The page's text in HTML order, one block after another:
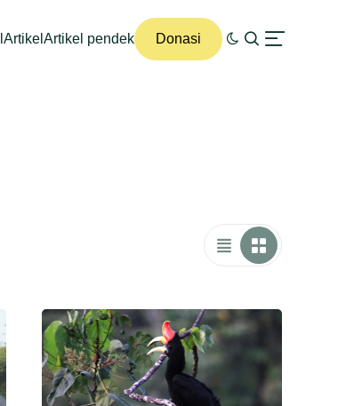
Artikel Artikel pendek Donasi